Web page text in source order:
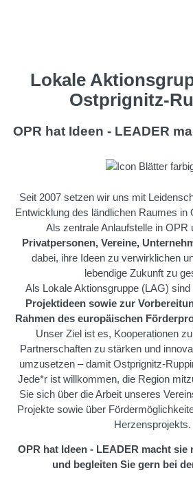
Lokale
Ostprignitz-
OPR hat Ideen - LEADER
Seit 2007 setzen wir uns mit
Entwicklung des ländlichen Raumes in
Als zentrale Anlaufstelle in OPR
Privatpersonen, Vereine,
dabei, ihre Ideen zu verwirklichen
lebendige Zukunft zu
Als Lokale Aktionsgruppe (LAG) sind
Projektideen sowie zur
Rahmen des europäischen
Unser Ziel ist es, Kooperationen
Partnerschaften zu stärken und
umzusetzen – damit Ostprignitz-
Jede*r ist willkommen, die Region
Sie sich über die Arbeit unseres
Projekte sowie über
Herzensprojekts.
OPR hat Ideen - LEADER macht
und begleiten Sie gern bei